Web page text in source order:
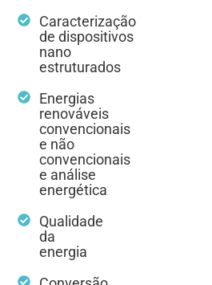
Caracterização
de dispositivos
nano
estruturados
Energias
renováveis
convencionais
e não
convencionais
e análise
energética
Qualidade
da
energia